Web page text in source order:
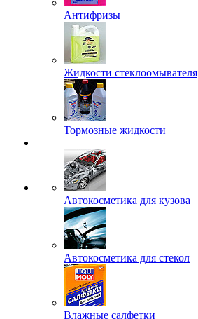
Антифризы
Жидкости стеклоомывателя
Тормозные жидкости
Автокосметика для кузова
Автокосметика для стекол
Влажные салфетки